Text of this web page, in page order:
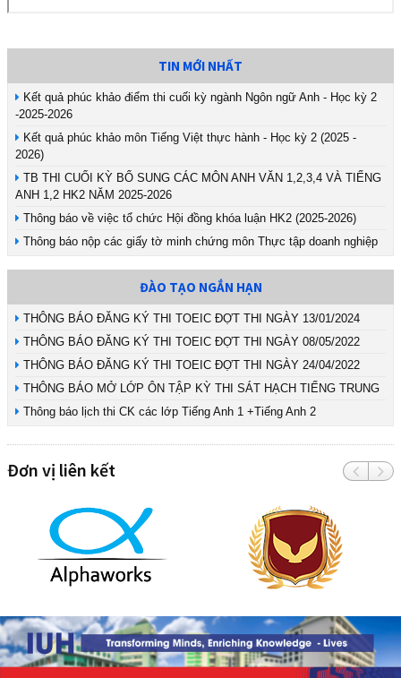
TIN MỚI NHẤT
Kết quả phúc khảo điểm thi cuối kỳ ngành Ngôn ngữ Anh - Học kỳ 2
-2025-2026
Kết quả phúc khảo môn Tiếng Việt thực hành - Học kỳ 2 (2025 -
2026)
TB THI CUỐI KỲ BỔ SUNG CÁC MÔN ANH VĂN 1,2,3,4 VÀ TIẾNG
ANH 1,2 HK2 NĂM 2025-2026
Thông báo về việc tổ chức Hội đồng khóa luận HK2 (2025-2026)
Thông báo nộp các giấy tờ minh chứng môn Thực tập doanh nghiệp
ĐÀO TẠO NGẮN HẠN
THÔNG BÁO ĐĂNG KÝ THI TOEIC ĐỢT THI NGÀY 13/01/2024
THÔNG BÁO ĐĂNG KÝ THI TOEIC ĐỢT THI NGÀY 08/05/2022
THÔNG BÁO ĐĂNG KÝ THI TOEIC ĐỢT THI NGÀY 24/04/2022
THÔNG BÁO MỞ LỚP ÔN TẬP KỲ THI SÁT HẠCH TIẾNG TRUNG
Thông báo lịch thi CK các lớp Tiếng Anh 1 +Tiếng Anh 2
Đơn vị liên kết